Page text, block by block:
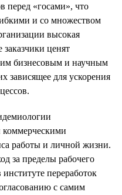
перед «госами», что
и со множеством
высокая
ценят
бизнесовым и научным
зависящее для ускорения
коммерческими
работы и личной жизни.
за пределы рабочего
переработок
с самим